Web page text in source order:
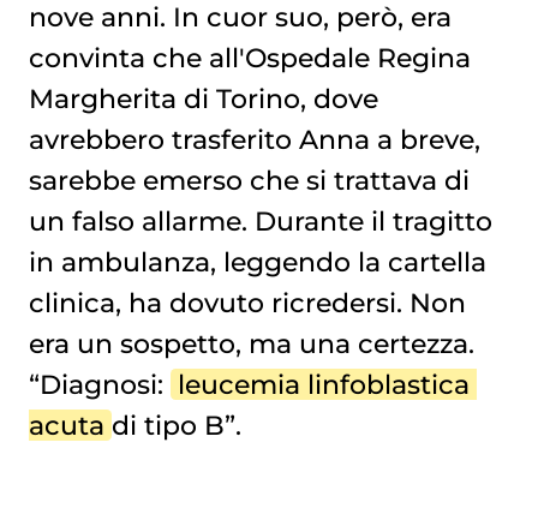
nove anni. In cuor suo, però, era
convinta che all'Ospedale Regina
Margherita di Torino, dove
avrebbero trasferito Anna a breve,
sarebbe emerso che si trattava di
un falso allarme. Durante il tragitto
in ambulanza, leggendo la cartella
clinica, ha dovuto ricredersi. Non
era un sospetto, ma una certezza.
“Diagnosi: leucemia linfoblastica
acuta di tipo B”.